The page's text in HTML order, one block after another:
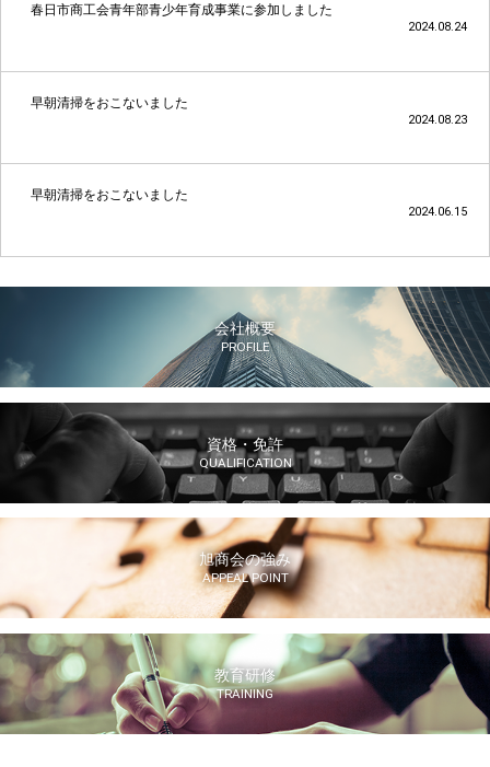
春日市商工会青年部青少年育成事業に参加しました
2024.08.24
早朝清掃をおこないました
2024.08.23
早朝清掃をおこないました
2024.06.15
会社概要
PROFILE
資格・免許
QUALIFICATION
旭商会の強み
APPEAL POINT
教育研修
TRAINING